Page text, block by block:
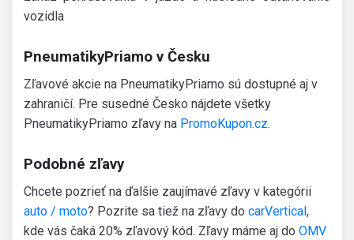
vozidla
PneumatikyPriamo v Česku
Zľavové akcie na PneumatikyPriamo sú dostupné aj v
zahraničí. Pre susedné Česko nájdete všetky
PneumatikyPriamo zľavy na PromoKupon.cz.
Podobné zľavy
Chcete pozrieť na ďalšie zaujímavé zľavy v kategórii
auto / moto? Pozrite sa tiež na zľavy do carVertical ,
kde vás čaká 20% zľavový kód. Zľavy máme aj do OMV